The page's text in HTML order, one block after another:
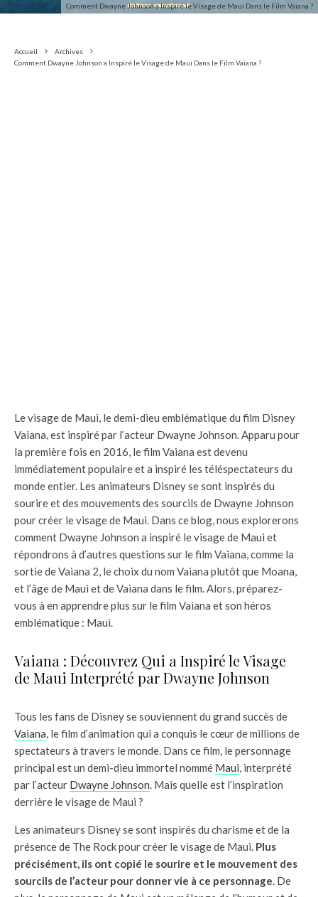
Comment Dwayne Johnson a Inspiré le Visage de Maui Dans le Film Vaiana ?
Accueil
Archives
Comment Dwayne Johnson a Inspiré le Visage de Maui Dans le Film Vaiana ?
Le visage de Maui, le demi-dieu emblématique du film Disney
Vaiana, est inspiré par l’acteur Dwayne Johnson. Apparu pour
la première fois en 2016, le film Vaiana est devenu
immédiatement populaire et a inspiré les téléspectateurs du
monde entier. Les animateurs Disney se sont inspirés du
sourire et des mouvements des sourcils de Dwayne Johnson
pour créer le visage de Maui. Dans ce blog, nous explorerons
comment Dwayne Johnson a inspiré le visage de Maui et
répondrons à d’autres questions sur le film Vaiana, comme la
sortie de Vaiana 2, le choix du nom Vaiana plutôt que Moana,
et l’âge de Maui et de Vaiana dans le film. Alors, préparez-
vous à en apprendre plus sur le film Vaiana et son héros
emblématique : Maui.
Vaiana : Découvrez Qui a Inspiré le Visage
de Maui Interprété par Dwayne Johnson
Tous les fans de Disney se souviennent du grand succès de
Vaiana, le film d’animation qui a conquis le cœur de millions de
spectateurs à travers le monde. Dans ce film, le personnage
principal est un demi-dieu immortel nommé Maui, interprété
par l’acteur Dwayne Johnson. Mais quelle est l’inspiration
derrière le visage de Maui ?
Les animateurs Disney se sont inspirés du charisme et de la
présence de The Rock pour créer le visage de Maui. Plus
précisément, ils ont copié le sourire et le mouvement des
sourcils de l’acteur pour donner vie à ce personnage. De